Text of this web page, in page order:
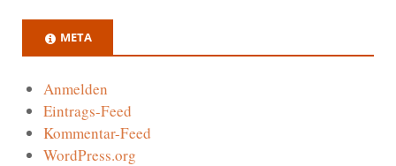
META
Anmelden
Eintrags-Feed
Kommentar-Feed
WordPress.org